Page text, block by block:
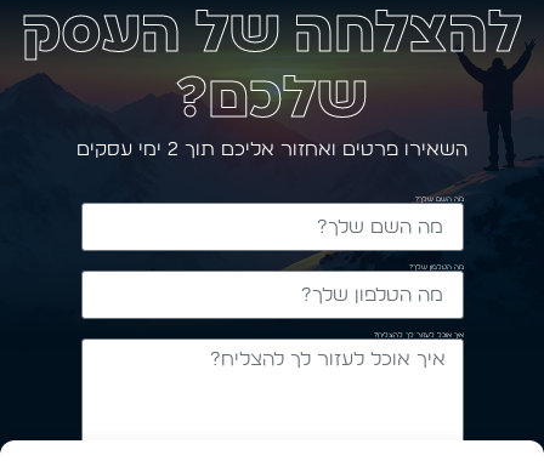
להצלחה של העסק
שלכם?
השאירו פרטים ואחזור אליכם תוך 2 ימי עסקים
מה השם שלך?
מה הטלפון שלך?
איך אוכל לעזור לך להצליח?